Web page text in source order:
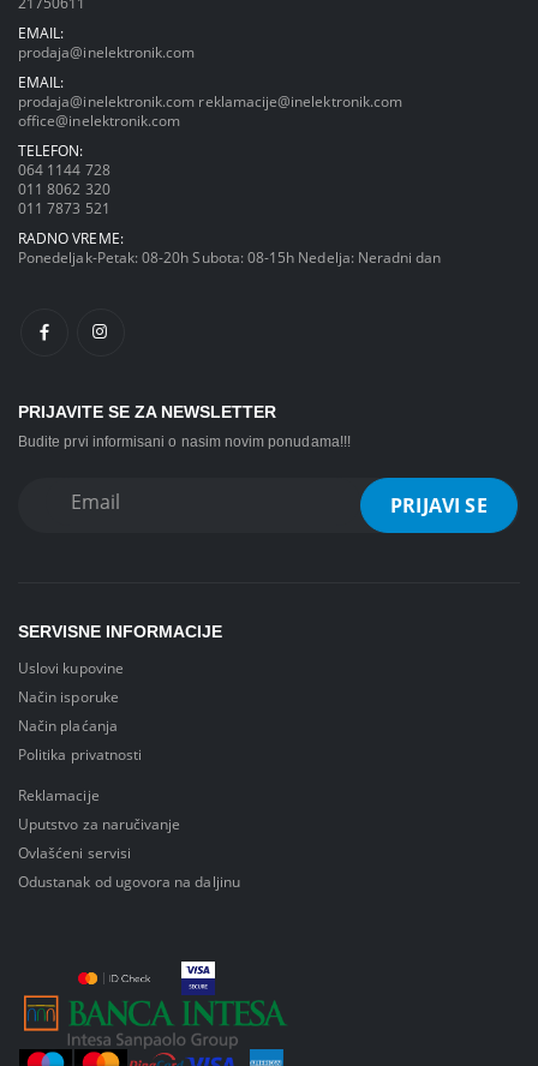
EMAIL:
prodaja@inelektronik.com
EMAIL:
prodaja@inelektronik.com reklamacije@inelektronik.com
office@inelektronik.com
TELEFON:
064 1144 728
011 8062 320
011 7873 521
RADNO VREME:
Ponedeljak-Petak: 08-20h Subota: 08-15h Nedelja: Neradni dan
PRIJAVITE SE ZA NEWSLETTER
Budite prvi informisani o nasim novim ponudama!!!
SERVISNE INFORMACIJE
Uslovi kupovine
Način isporuke
Način plaćanja
Politika privatnosti
Reklamacije
Uputstvo za naručivanje
Ovlašćeni servisi
Odustanak od ugovora na daljinu